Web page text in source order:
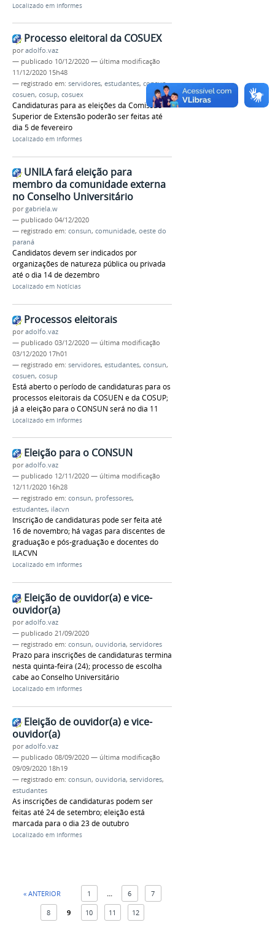
Localizado em Informes
Processo eleitoral da COSUEX
poradolfo.vaz
— publicado 10/12/2020 — última modificação
11/12/2020 15h48
— registrado em: servidores, estudantes, consun,
cosuen, cosup, cosuex
Candidaturas para as eleições da Comissão
Superior de Extensão poderão ser feitas até
dia 5 de fevereiro
Localizado em Informes
UNILA fará eleição para
membro da comunidade externa
no Conselho Universitário
porgabriela.w
— publicado 04/12/2020
— registrado em: consun, comunidade, oeste do
paraná
Candidatos devem ser indicados por
organizações de natureza pública ou privada
até o dia 14 de dezembro
Localizado em Notícias
Processos eleitorais
poradolfo.vaz
— publicado 03/12/2020 — última modificação
03/12/2020 17h01
— registrado em: servidores, estudantes, consun,
cosuen, cosup
Está aberto o período de candidaturas para os
processos eleitorais da COSUEN e da COSUP;
já a eleição para o CONSUN será no dia 11
Localizado em Informes
Eleição para o CONSUN
poradolfo.vaz
— publicado 12/11/2020 — última modificação
12/11/2020 16h28
— registrado em: consun, professores,
estudantes, ilacvn
Inscrição de candidaturas pode ser feita até
16 de novembro; há vagas para discentes de
graduação e pós-graduação e docentes do
ILACVN
Localizado em Informes
Eleição de ouvidor(a) e vice-
ouvidor(a)
poradolfo.vaz
— publicado 21/09/2020
— registrado em: consun, ouvidoria, servidores
Prazo para inscrições de candidaturas termina
nesta quinta-feira (24); processo de escolha
cabe ao Conselho Universitário
Localizado em Informes
Eleição de ouvidor(a) e vice-
ouvidor(a)
poradolfo.vaz
— publicado 08/09/2020 — última modificação
09/09/2020 18h19
— registrado em: consun, ouvidoria, servidores,
estudantes
As inscrições de candidaturas podem ser
feitas até 24 de setembro; eleição está
marcada para o dia 23 de outubro
Localizado em Informes
« ANTERIOR 1 6 7
8 9 10 11 12